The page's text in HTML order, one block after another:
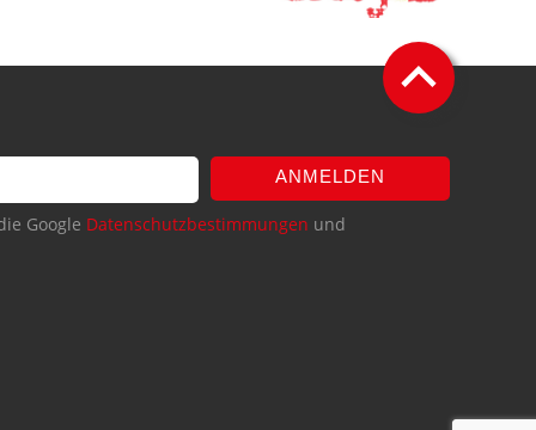
ANMELDEN
Google Datenschutzbestimmungen und